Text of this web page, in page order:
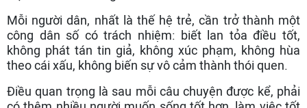
Mỗi người dân, nhất là thế hệ trẻ, cần trở thành một
công dân số có trách nhiệm: biết lan tỏa điều tốt,
không phát tán tin giả, không xúc phạm, không hùa
theo cái xấu, không biến sự vô cảm thành thói quen.
Điều quan trọng là sau mỗi câu chuyện được kể, phải